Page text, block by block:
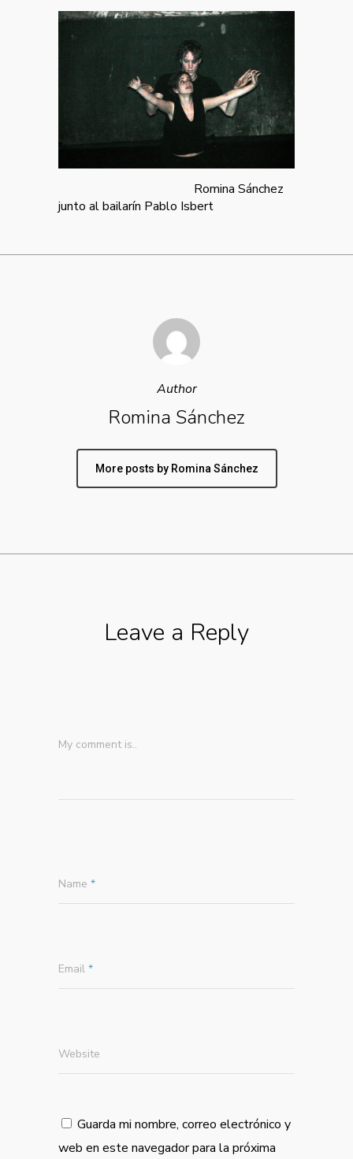
Romina Sánchez
junto al bailarín Pablo Isbert
Author
Romina Sánchez
More posts by Romina Sánchez
Leave a Reply
My comment is..
Name *
Email *
Website
Guarda mi nombre, correo electrónico y
web en este navegador para la próxima